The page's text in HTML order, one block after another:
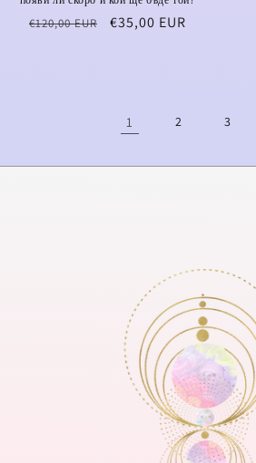
Regular
€120,00 EUR
Sale
€35,00 EUR
1 2 3